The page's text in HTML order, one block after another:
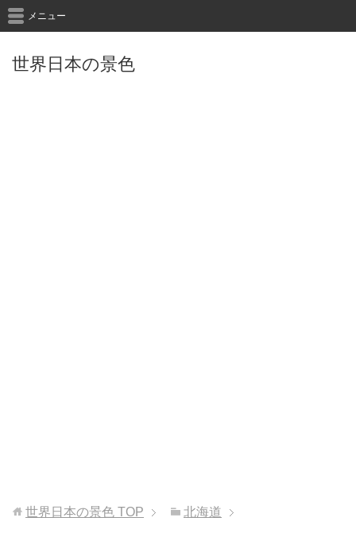
世界日本の景色
メニュー
世界日本の景色 TOP 北海道